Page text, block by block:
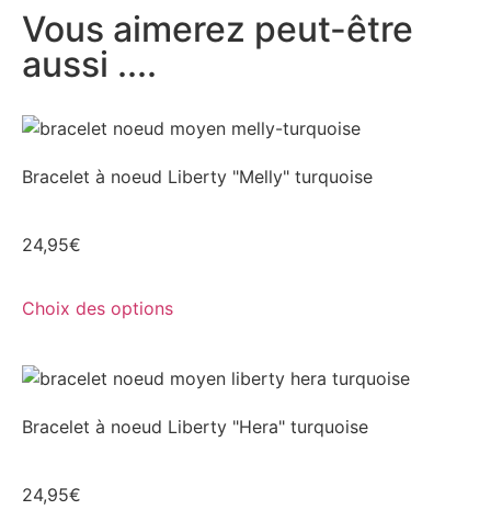
Vous aimerez peut-être
aussi ....
Bracelet à noeud Liberty "Melly" turquoise
24,95€
Choix des options
Bracelet à noeud Liberty "Hera" turquoise
24,95€